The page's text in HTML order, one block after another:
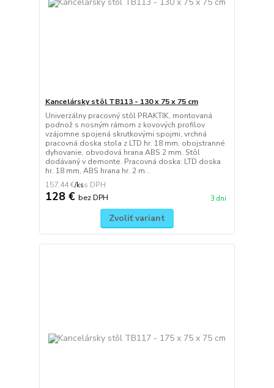
Kancelársky stôl TB113 - 130 x 75 x 75 cm
Univerzálny pracovný stôl PRAKTIK, montovaná
podnož s nosným rámom z kovových profilov
vzájomne spojená skrutkovými spojmi, vrchná
pracovná doska stola z LTD hr. 18 mm, obojstranné
dyhovanie, obvodová hrana ABS 2 mm. Stôl
dodávaný v demonte. Pracovná doska: LTD doska
hr. 18 mm, ABS hrana hr. 2 m...
157,44 €/ks
128 € bez DPH 3 dni
Zvoliť variant